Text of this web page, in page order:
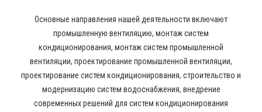
Основные направления нашей деятельности включают
промышленную вентиляцию, монтаж систем
кондиционирования, монтаж систем промышленной
вентиляции, проектирование промышленной вентиляции,
проектирование систем кондиционирования, строительство и
модернизацию систем водоснабжения, внедрение
современных решений для систем кондиционирования